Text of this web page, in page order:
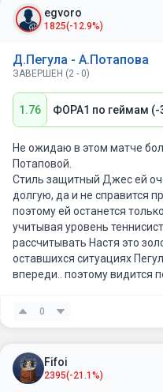
Всем удачи!
egvoro
1825(-12.9%)
Д.Пегула - А.Потапова
ЗАВЕРШЕН (2 - 0)
1.76 ФОРА1 по геймам (-
Не ожидаю в этом матче
Потаповой.
Стиль защитный Джес ей
долгую, да и не справится
поэтому ей останется
учитывая уровень
рассчитывать Настя это
оставшихся ситуациях
впереди.. поэтому видится
идеально ( застрахуетесь
0
Fifoi
2395(-21.1%)